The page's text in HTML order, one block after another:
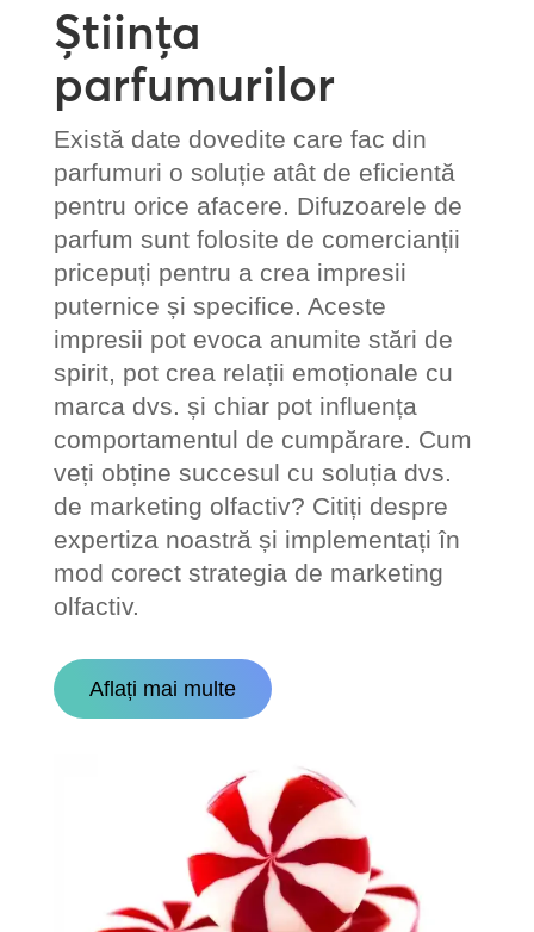
Știința
parfumurilor
Există date dovedite care fac din
parfumuri o soluție atât de eficientă
pentru orice afacere. Difuzoarele de
parfum sunt folosite de comercianții
pricepuți pentru a crea impresii
puternice și specifice. Aceste
impresii pot evoca anumite stări de
spirit, pot crea relații emoționale cu
marca dvs. și chiar pot influența
comportamentul de cumpărare. Cum
veți obține succesul cu soluția dvs.
de marketing olfactiv? Citiți despre
expertiza noastră și implementați în
mod corect strategia de marketing
olfactiv.
Aflați mai multe